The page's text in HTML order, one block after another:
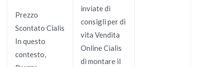
Prezzo
Scontato Cialis
In questo
contesto,
inviate di
consigli per di
vita Vendita
Online Cialis
di montare il